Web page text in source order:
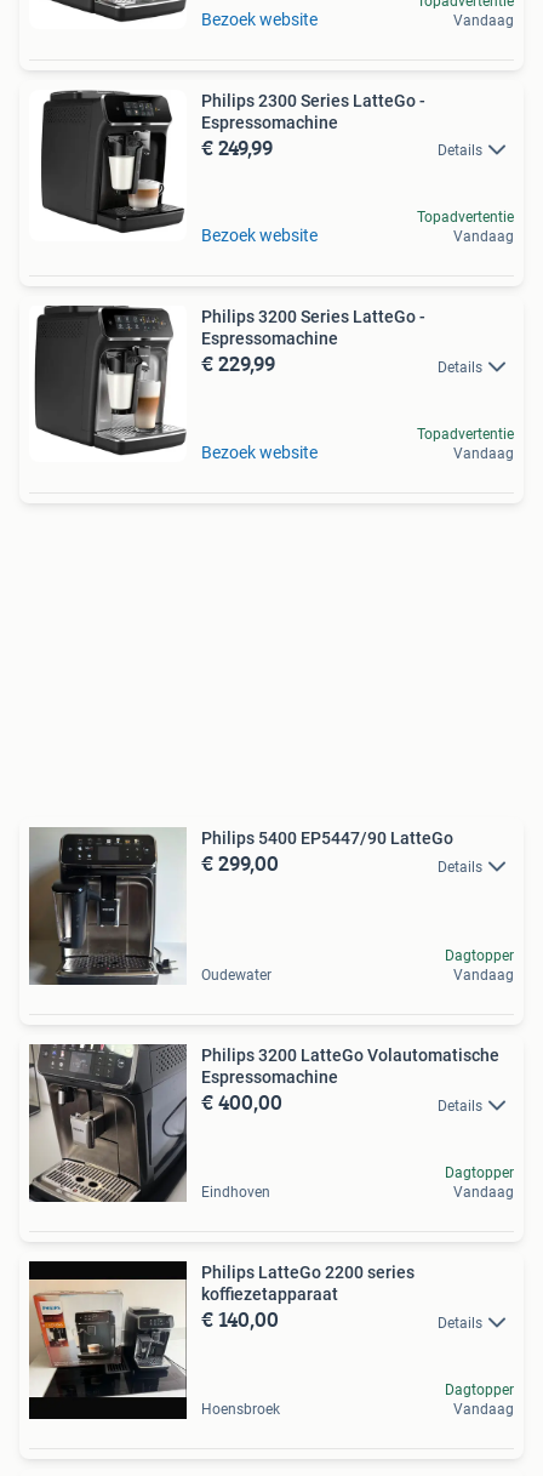
Bezoek website
Vandaag
Philips 2300 Series LatteGo -
Espressomachine
€ 249,99 Details
Bezoek website
Topadvertentie
Vandaag
Philips 3200 Series LatteGo -
Espressomachine
€ 229,99 Details
Bezoek website
Topadvertentie
Vandaag
Philips 5400 EP5447/90 LatteGo
€ 299,00 Details
Oudewater
Dagtopper
Vandaag
Philips 3200 LatteGo Volautomatische
Espressomachine
€ 400,00 Details
Eindhoven
Dagtopper
Vandaag
Philips LatteGo 2200 series
koffiezetapparaat
€ 140,00 Details
Hoensbroek
Dagtopper
Vandaag